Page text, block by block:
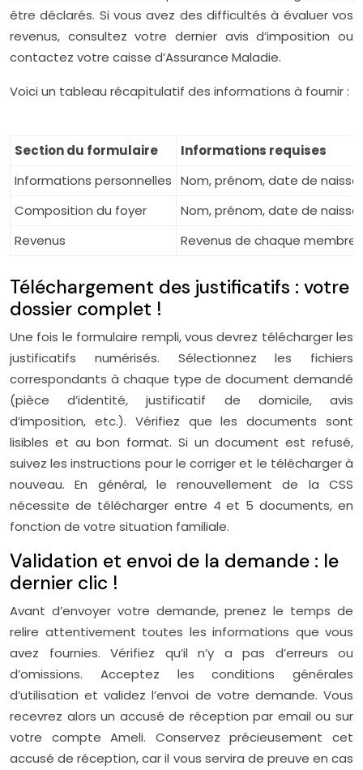
être déclarés. Si vous avez des difficultés à évaluer vos
revenus, consultez votre dernier avis d’imposition ou
contactez votre caisse d’Assurance Maladie.
Voici un tableau récapitulatif des informations à fournir :
Section du formulaire
Informations requises
Informations personnelles Nom, prénom, date de
Composition du foyer
Nom, prénom, date de
Revenus
Revenus de chaque membre
Téléchargement des justificatifs : votre
dossier complet !
Une fois le formulaire rempli, vous devrez télécharger les
justificatifs numérisés. Sélectionnez les fichiers
correspondants à chaque type de document demandé
(pièce d’identité, justificatif de domicile, avis
d’imposition, etc.). Vérifiez que les documents sont
lisibles et au bon format. Si un document est refusé,
suivez les instructions pour le corriger et le télécharger à
nouveau. En général, le renouvellement de la CSS
nécessite de télécharger entre 4 et 5 documents, en
fonction de votre situation familiale.
Validation et envoi de la demande : le
dernier clic !
Avant d’envoyer votre demande, prenez le temps de
relire attentivement toutes les informations que vous
avez fournies. Vérifiez qu’il n’y a pas d’erreurs ou
d’omissions. Acceptez les conditions générales
d’utilisation et validez l’envoi de votre demande. Vous
recevrez alors un accusé de réception par email ou sur
votre compte Ameli. Conservez précieusement cet
accusé de réception, car il vous servira de preuve en cas